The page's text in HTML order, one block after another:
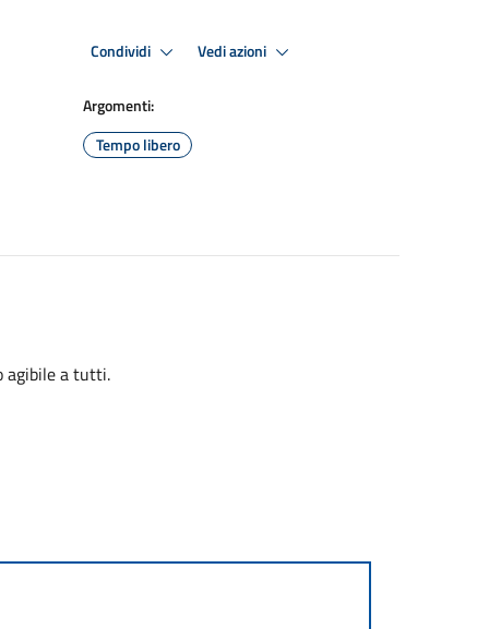
Condividi Vedi azioni
Argomenti:
Tempo libero
agibile a tutti.